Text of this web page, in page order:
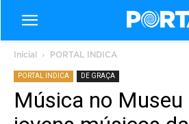
Inicial PORTAL INDICA
PORTAL INDICA DE GRAÇA
Música no Museu